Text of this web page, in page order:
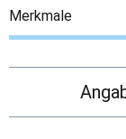
Merkmale